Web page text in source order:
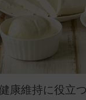
康維持に役立